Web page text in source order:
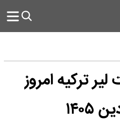
ترکیه امروز